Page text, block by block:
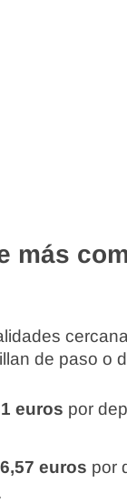
más
de paso o
euros por
6,57 euros por